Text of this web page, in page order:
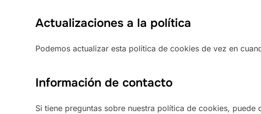
Actualizaciones a la política
Podemos actualizar esta política de cookies de vez en
Información de contacto
Si tiene preguntas sobre nuestra política de cookies, puede